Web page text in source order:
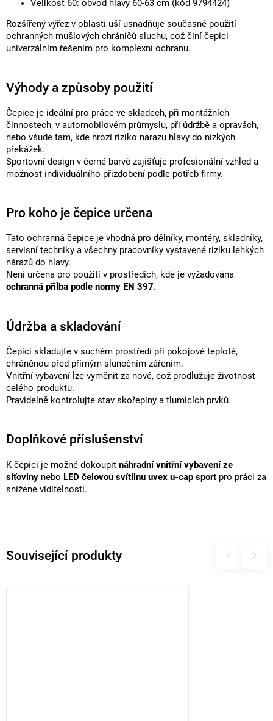
Související produkty
Velikost 60: obvod hlavy 60-63 cm (kód 9794424)
Rozšířený výřez v oblasti uší usnadňuje současné použití
ochranných mušlových chráničů sluchu, což činí čepici
univerzálním řešením pro komplexní ochranu.
Výhody a způsoby použití
Čepice je ideální pro práce ve skladech, při montážních
činnostech, v automobilovém průmyslu, při údržbě a opravách,
nebo všude tam, kde hrozí riziko nárazu hlavy do nízkých
překážek.
Sportovní design v černé barvě zajišťuje profesionální vzhled a
možnost individuálního přizdobení podle potřeb firmy.
Pro koho je čepice určena
Tato ochranná čepice je vhodná pro dělníky, montéry, skladníky,
servisní techniky a všechny pracovníky vystavené riziku lehkých
nárazů do hlavy.
Není určena pro použití v prostředích, kde je vyžadována
ochranná přilba podle normy EN 397.
Údržba a skladování
Čepici skladujte v suchém prostředí při pokojové teplotě,
chráněnou před přímým slunečním zářením.
Vnitřní vybavení lze vyměnit za nové, což prodlužuje životnost
celého produktu.
Pravidelně kontrolujte stav skořepiny a tlumicích prvků.
Doplňkové příslušenství
K čepici je možné dokoupit náhradní vnitřní vybavení ze
síťoviny nebo LED čelovou svítilnu uvex u-cap sport pro práci za
snížené viditelnosti.